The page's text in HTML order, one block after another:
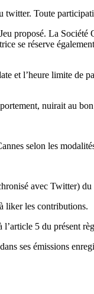
twitter. Toute
proposé. La Société
se réserve
et l’heure limite de
nuirait au
selon les
avec Twitter)
liker les contributions.
5 du présent
ses émissions